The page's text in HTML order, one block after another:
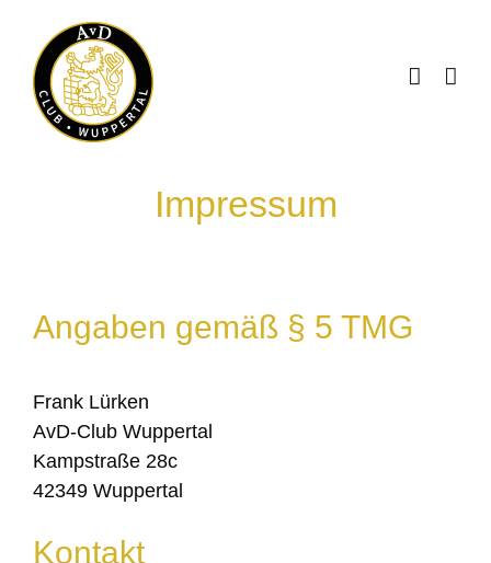
content
Impressum
Angaben gemäß § 5 TMG
Frank Lürken
AvD-Club Wuppertal
Kampstraße 28c
42349 Wuppertal
Kontakt